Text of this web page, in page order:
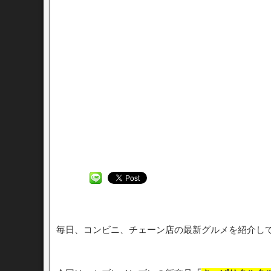
毎日、コンビニ、チェーン店の最新グルメを紹介し